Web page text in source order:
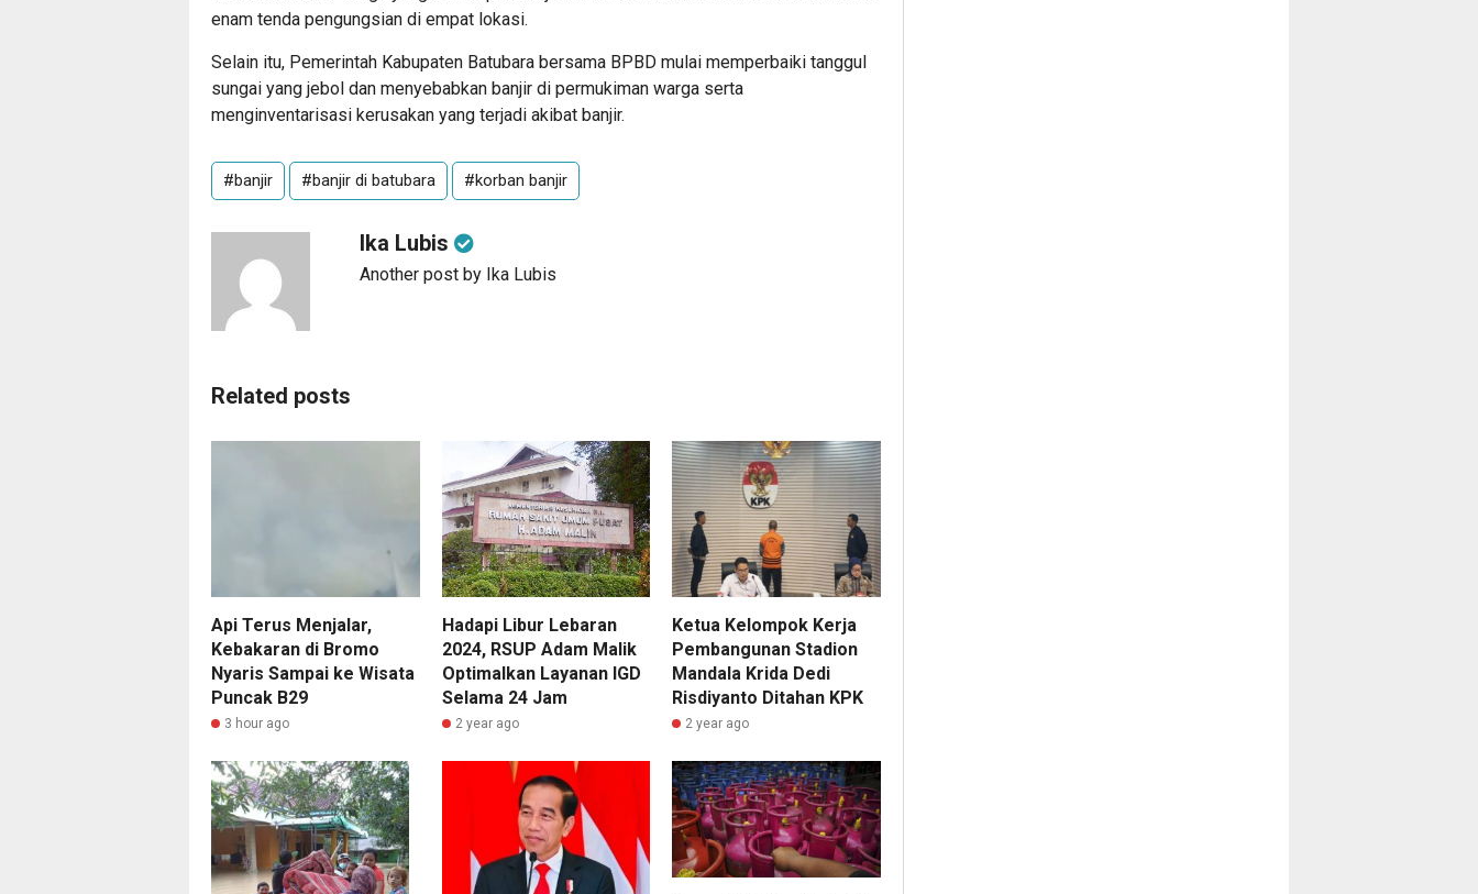
enam tenda pengungsian di empat lokasi.
Selain itu, Pemerintah Kabupaten Batubara bersama BPBD mulai memperbaiki tanggul
sungai yang jebol dan menyebabkan banjir di permukiman warga serta
menginventarisasi kerusakan yang terjadi akibat banjir.
#banjir #banjir di batubara #korban banjir
Ika Lubis
Another post by Ika Lubis
Related posts
Api Terus Menjalar,
Kebakaran di Bromo
Nyaris Sampai ke Wisata
Puncak B29
3 hour ago
Hadapi Libur Lebaran
2024, RSUP Adam Malik
Optimalkan Layanan IGD
Selama 24 Jam
2 year ago
Ketua Kelompok Kerja
Pembangunan Stadion
Mandala Krida Dedi
Risdiyanto Ditahan KPK
2 year ago